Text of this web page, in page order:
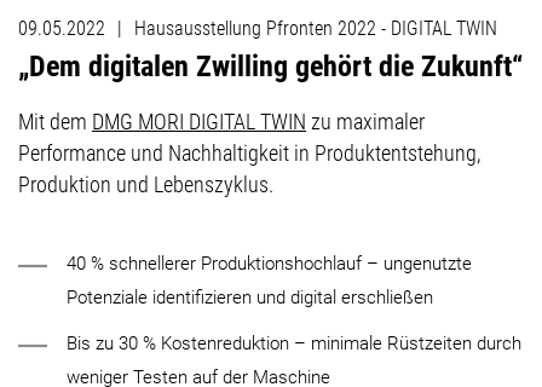
09.05.2022 | Hausausstellung Pfronten 2022 - DIGITAL TWIN
„Dem digitalen Zwilling gehört die Zukunft“
Mit dem DMG MORI DIGITAL TWIN zu maximaler
Performance und Nachhaltigkeit in Produktentstehung,
Produktion und Lebenszyklus.
40 % schnellerer Produktionshochlauf – ungenutzte
Potenziale identifizieren und digital erschließen
Bis zu 30 % Kostenreduktion – minimale Rüstzeiten durch
weniger Testen auf der Maschine